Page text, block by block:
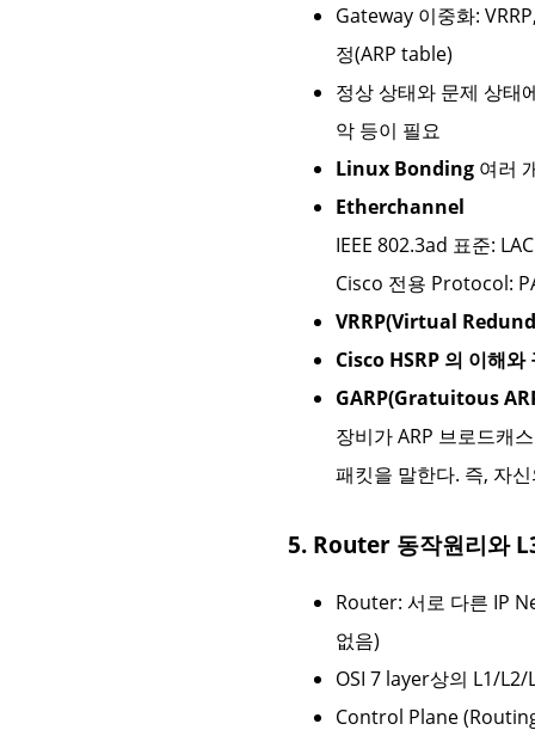
Gateway 이중화:
정(ARP table)
정상 상태와 문제 상태
악 등이 필요
Linux Bonding 여러
Etherchannel
IEEE 802.3ad 표준:
Cisco 전용 Protocol:
VRRP(Virtual
Cisco HSRP 의 이해와
GARP(Gratuitous
장비가 ARP 브로드캐
패킷을 말한다. 즉, 자
5. Router 동작원리와
Router: 서로 다른 IP
없음)
OSI 7 layer상의 L1/
Control Plane